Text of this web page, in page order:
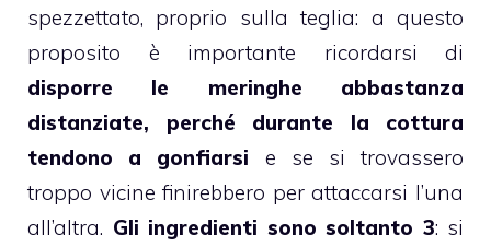
spezzettato, proprio sulla teglia: a questo
proposito è importante ricordarsi di
disporre le meringhe abbastanza
distanziate, perché durante la cottura
tendono a gonfiarsi e se si trovassero
troppo vicine finirebbero per attaccarsi l’una
all’altra. Gli ingredienti sono soltanto 3: si